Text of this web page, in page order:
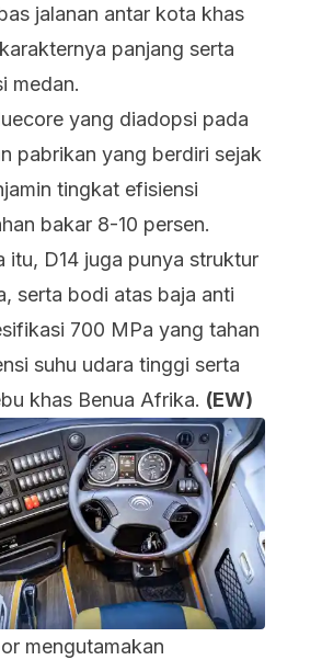
jalanan antar kota khas
panjang serta
medan.
yang diadopsi pada
pabrikan yang berdiri sejak
tingkat efisiensi
bakar 8-10 persen.
itu, D14 juga punya struktur
serta bodi atas baja anti
700 MPa yang tahan
suhu udara tinggi serta
khas Benua Afrika. (EW)
mengutamakan